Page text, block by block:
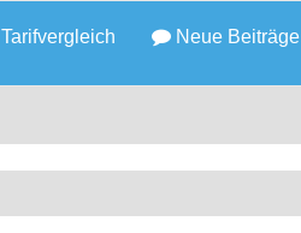
Tarifvergleich Neue Beiträge